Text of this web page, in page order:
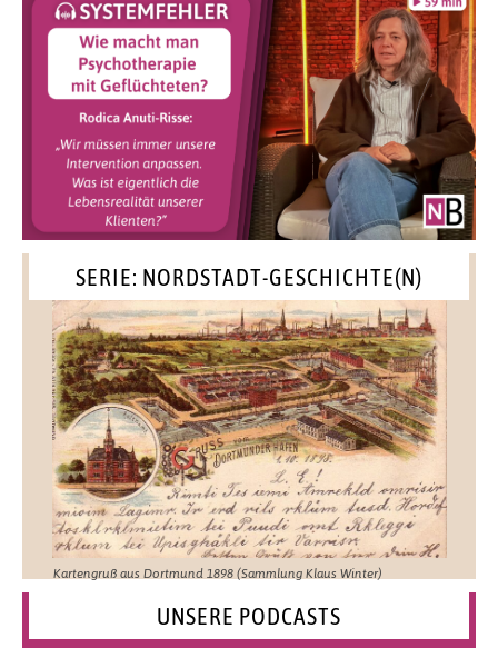
SERIE: NORDSTADT-GESCHICHTE(N)
Kartengruß aus Dortmund 1898 (Sammlung Klaus Winter)
UNSERE PODCASTS